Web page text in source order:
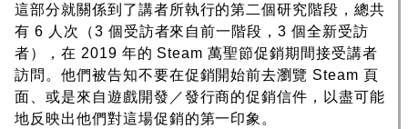
這部分就關係到了講者所執行的第二個研究階段，總共
有 6 人次（3 個受訪者來自前一階段，3 個全新受訪
者），在 2019 年的 Steam 萬聖節促銷期間接受講者
訪問。他們被告知不要在促銷開始前去瀏覽 Steam 頁
面、或是來自遊戲開發／發行商的促銷信件，以盡可能
地反映出他們對這場促銷的第一印象。